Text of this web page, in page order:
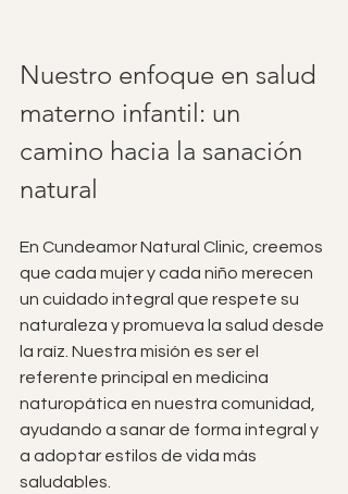
Nuestro enfoque en salud
materno infantil: un
camino hacia la sanación
natural
En Cundeamor Natural Clinic, creemos
que cada mujer y cada niño merecen
un cuidado integral que respete su
naturaleza y promueva la salud desde
la raíz. Nuestra misión es ser el
referente principal en medicina
naturopática en nuestra comunidad,
ayudando a sanar de forma integral y
a adoptar estilos de vida más
saludables.